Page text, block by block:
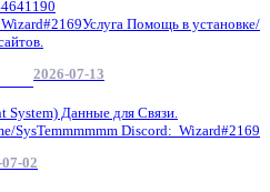
Помощь в установке/
2026-07-13
System) Данные для Связи.
SysTemmmmmm Discord: Wizard#2169
02